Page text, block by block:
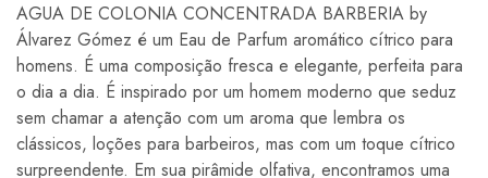
AGUA DE COLONIA CONCENTRADA BARBERIA by
Álvarez Gómez é um Eau de Parfum aromático cítrico para
homens. É uma composição fresca e elegante, perfeita para
o dia a dia. É inspirado por um homem moderno que seduz
sem chamar a atenção com um aroma que lembra os
clássicos, loções para barbeiros, mas com um toque cítrico
surpreendente. Em sua pirâmide olfativa, encontramos uma